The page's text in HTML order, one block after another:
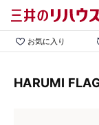
お気に入り
HARUMI